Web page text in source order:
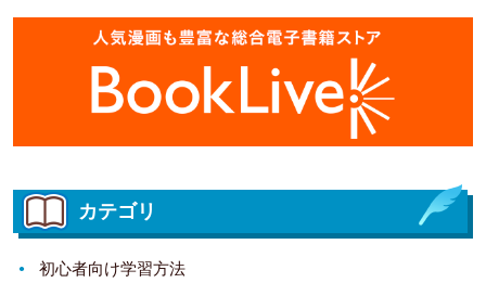
カテゴリ
初心者向け学習方法